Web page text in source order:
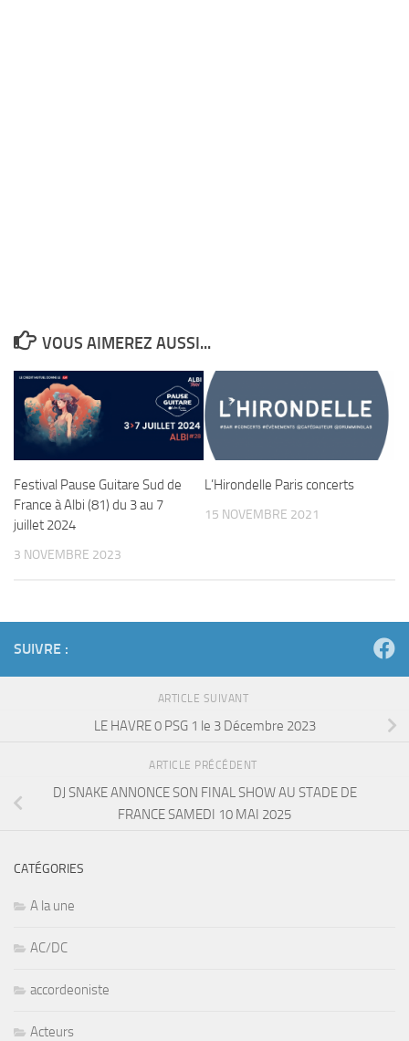
VOUS AIMEREZ AUSSI...
Festival Pause Guitare Sud de
France à Albi (81) du 3 au 7
juillet 2024
3 NOVEMBRE 2023
L’Hirondelle Paris concerts
15 NOVEMBRE 2021
SUIVRE :
ARTICLE SUIVANT
LE HAVRE 0 PSG 1 le 3 Décembre 2023
ARTICLE PRÉCÉDENT
DJ SNAKE ANNONCE SON FINAL SHOW AU STADE DE
FRANCE SAMEDI 10 MAI 2025
CATÉGORIES
A la une
AC/DC
accordeoniste
Acteurs